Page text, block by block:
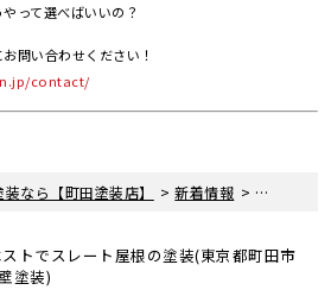
って選べばいいの？
問い合わせください！
contact/
なら【町田塗装店】 >新着情報 > お知らせ
トでスレート屋根の塗装(東京都町田市
塗装)